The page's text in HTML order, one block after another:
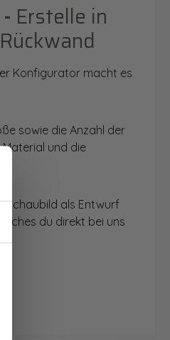
Erstelle in
Konfigurator macht es
sowie die Anzahl der
und die
Schaubild als Entwurf
du direkt bei uns